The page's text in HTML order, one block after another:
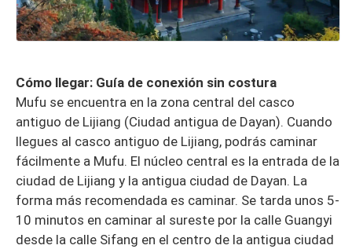
Cómo llegar: Guía de conexión sin costura
Mufu se encuentra en la zona central del casco
antiguo de Lijiang (Ciudad antigua de Dayan). Cuando
llegues al casco antiguo de Lijiang, podrás caminar
fácilmente a Mufu. El núcleo central es la entrada de la
ciudad de Lijiang y la antigua ciudad de Dayan. La
forma más recomendada es caminar. Se tarda unos 5-
10 minutos en caminar al sureste por la calle Guangyi
desde la calle Sifang en el centro de la antigua ciudad